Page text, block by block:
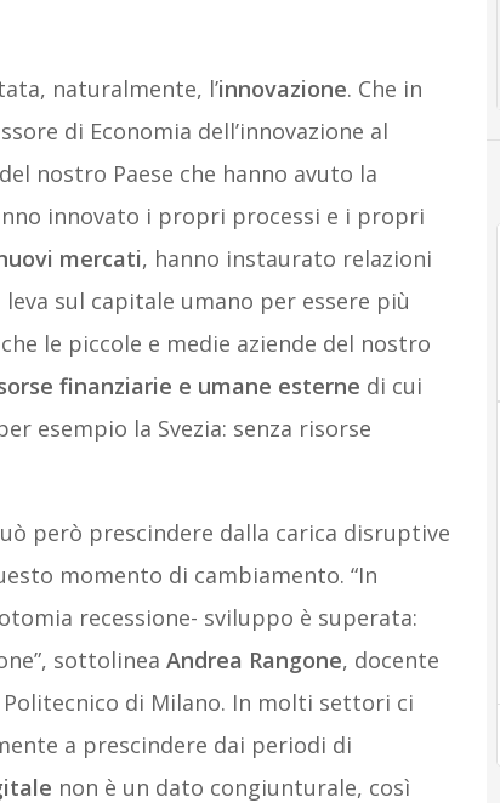
naturalmente, l’innovazione. Che in
di Economia dell’innovazione al
nostro Paese che hanno avuto la
innovato i propri processi e i propri
mercati, hanno instaurato relazioni
sul capitale umano per essere più
le piccole e medie aziende del nostro
finanziarie e umane esterne di cui
esempio la Svezia: senza risorse
però prescindere dalla carica disruptive
momento di cambiamento. “In
recessione- sviluppo è superata:
sottolinea Andrea Rangone, docente
di Milano. In molti settori ci
a prescindere dai periodi di
non è un dato congiunturale, così